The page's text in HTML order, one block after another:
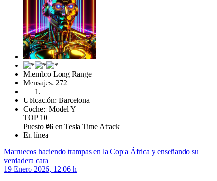
Miembro Long Range
Mensajes: 272
Ubicación: Barcelona
Coche:: Model Y
TOP 10
Puesto #6 en Tesla Time Attack
En línea
Marruecos haciendo trampas en la Copia África y enseñando su
verdadera cara
19 Enero 2026, 12:06 h